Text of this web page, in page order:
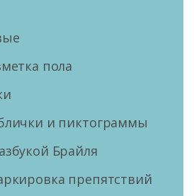
пола
и пиктограммы
Брайля
препятствий